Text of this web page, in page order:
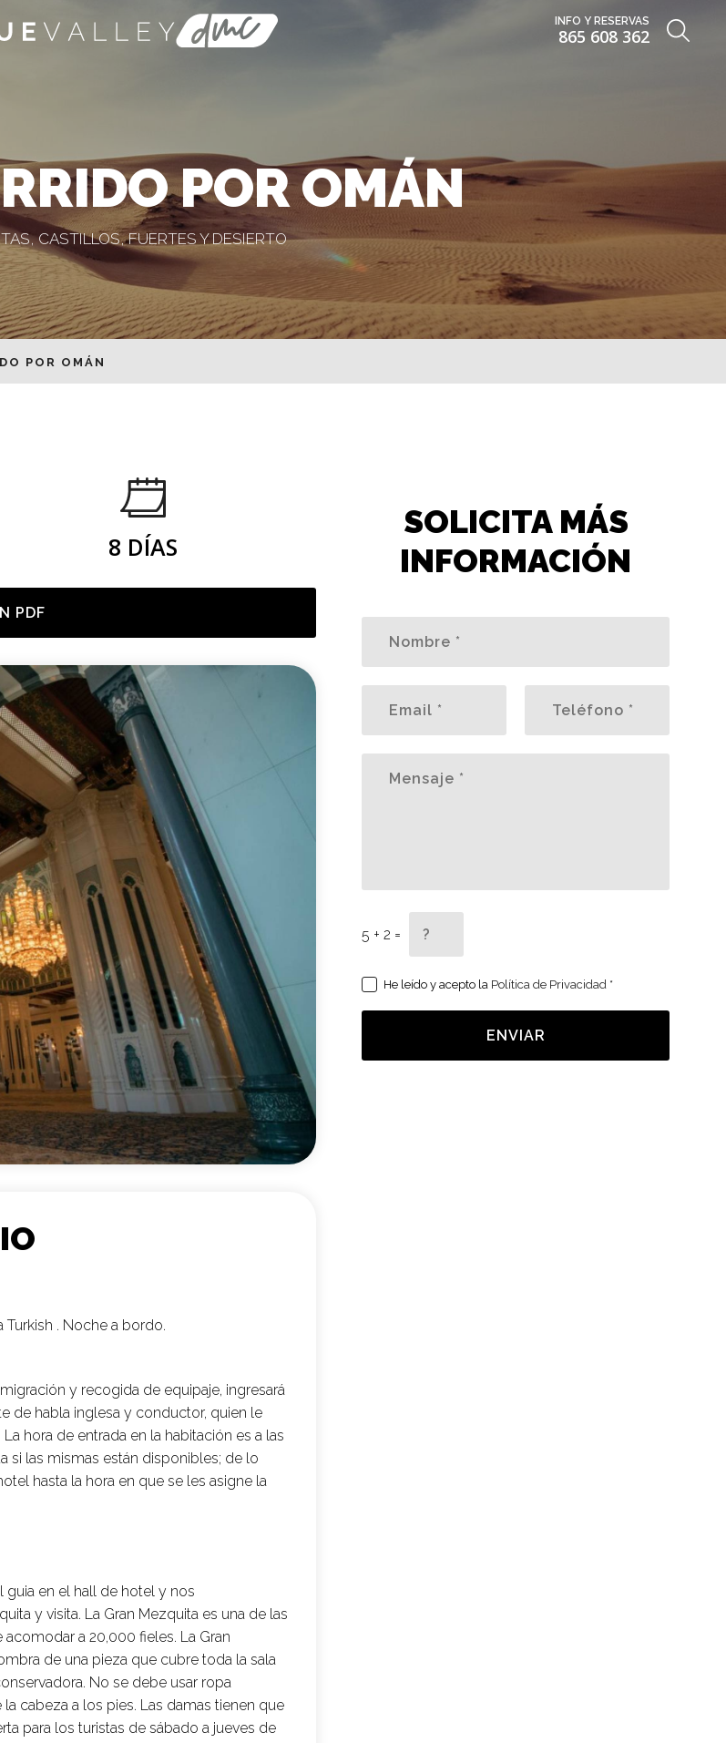
INFO Y RESERVAS
865 608 362
POR OMÁN
CASTILLOS, FUERTES Y DESIERTO
POR OMÁN
8 DÍAS
PDF
. Noche a bordo.
y recogida de equipaje, ingresará
de habla inglesa y conductor, quien le
hora de entrada en la habitación es a las
si las mismas están disponibles; de lo
hasta la hora en que se les asigne la
guia en el hall de hotel y nos
y visita. La Gran Mezquita es una de las
a 20,000 fieles. La Gran
de una pieza que cubre toda la sala
No se debe usar ropa
cabeza a los pies. Las damas tienen que
para los turistas de sábado a jueves de
SOLICITA MÁS
INFORMACIÓN
5 + 2 =
He leído y acepto la Política de Privacidad *
ENVIAR